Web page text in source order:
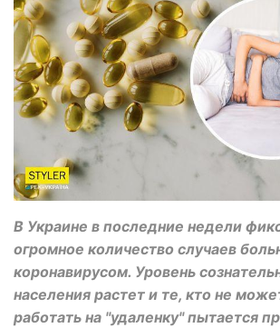
В Украине в последние недели
огромное количество случаев
коронавирусом. Уровень
населения растет и те, кто не
работать на "удаленку" пытается